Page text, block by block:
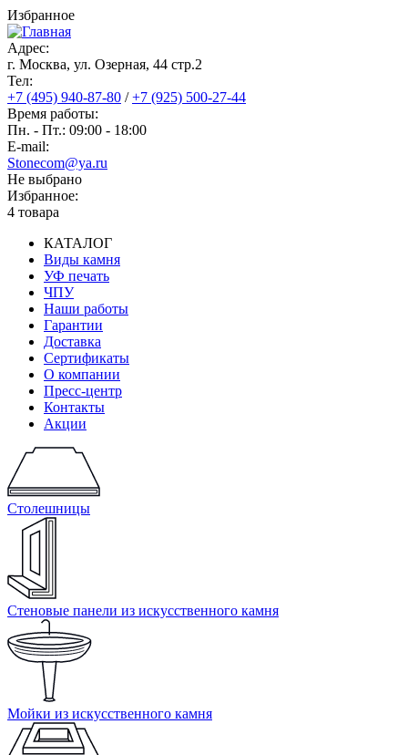
Перейти
к
основному
содержанию
Избранное
Адрес:
г. Москва, ул. Озерная, 44 cтр.2
Тел:
+7 (495) 940-87-80 /+7 (925) 500-27-44
Время работы:
Пн. - Пт.: 09:00 - 18:00
E-mail:
Stonecom@ya.ru
Не выбрано
Избранное:
4 товара
Основная
навигация
КАТАЛОГ
Виды камня
УФ печать
ЧПУ
Наши работы
Гарантии
Доставка
Сертификаты
О компании
Пресс-центр
Контакты
Акции
Столешницы
Стеновые панели из искусственного камня
Мойки из искусственного камня